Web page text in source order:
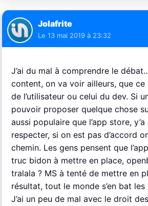
Jolafrite
Le 13 mai 2019 à 23:32
J’ai du mal à comprendre le
content, on va voir ailleurs, que
de l’utilisateur ou celui du dev. Si
pouvoir proposer quelque chose
aussi populaire que l’app store,
respecter, si on est pas d’accord
chemin. Les gens pensent que
truc bidon à mettre en place,
tralala ? MS à tenté de mettre en
résultat, tout le monde s’en bat les
J’ai un peu de mal avec le droit